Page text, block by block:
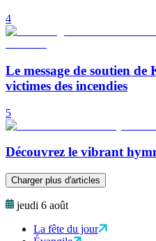
4
Le message de soutien
victimes des incendies
5
Découvrez le vibrant
Charger plus d'articles
jeudi 6 août
La fête du jour